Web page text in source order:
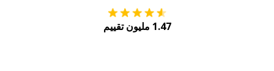
1.47 مليون تقييم